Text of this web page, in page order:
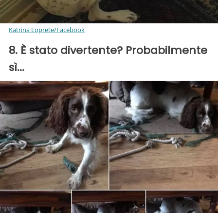
Katrina Loprete/Facebook
8. È stato divertente? Probabilmente
sì...